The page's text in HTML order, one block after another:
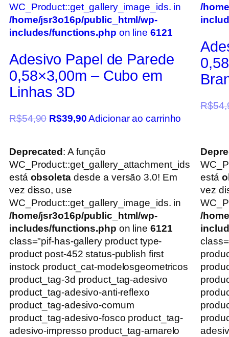
WC_Product::get_gallery_image_ids. in
/home/jsr3o16p/public_html/wp-
includes/functions.php on line 6121
Adesivo Papel de Parede
0,58×3,00m – Cubo em
Linhas 3D
R$54,90 R$39,90 Adicionar ao carrinho
/
R$
Deprecated : A função
WC_Product::get_gallery_attachment_ids
está obsoletadesde a versão 3.0! Em
vez disso, use
WC_Product::get_gallery_image_ids. in
/home/jsr3o16p/public_html/wp-
includes/functions.php on line 6121
class="pif-has-gallery product type-
product post-452 status-publish first
instock product_cat-modelosgeometricos
product_tag-3d product_tag-adesivo
product_tag-adesivo-anti-reflexo
product_tag-adesivo-comum
product_tag-adesivo-fosco product_tag-
adesivo-impresso product_tag-amarelo
está
vez
/